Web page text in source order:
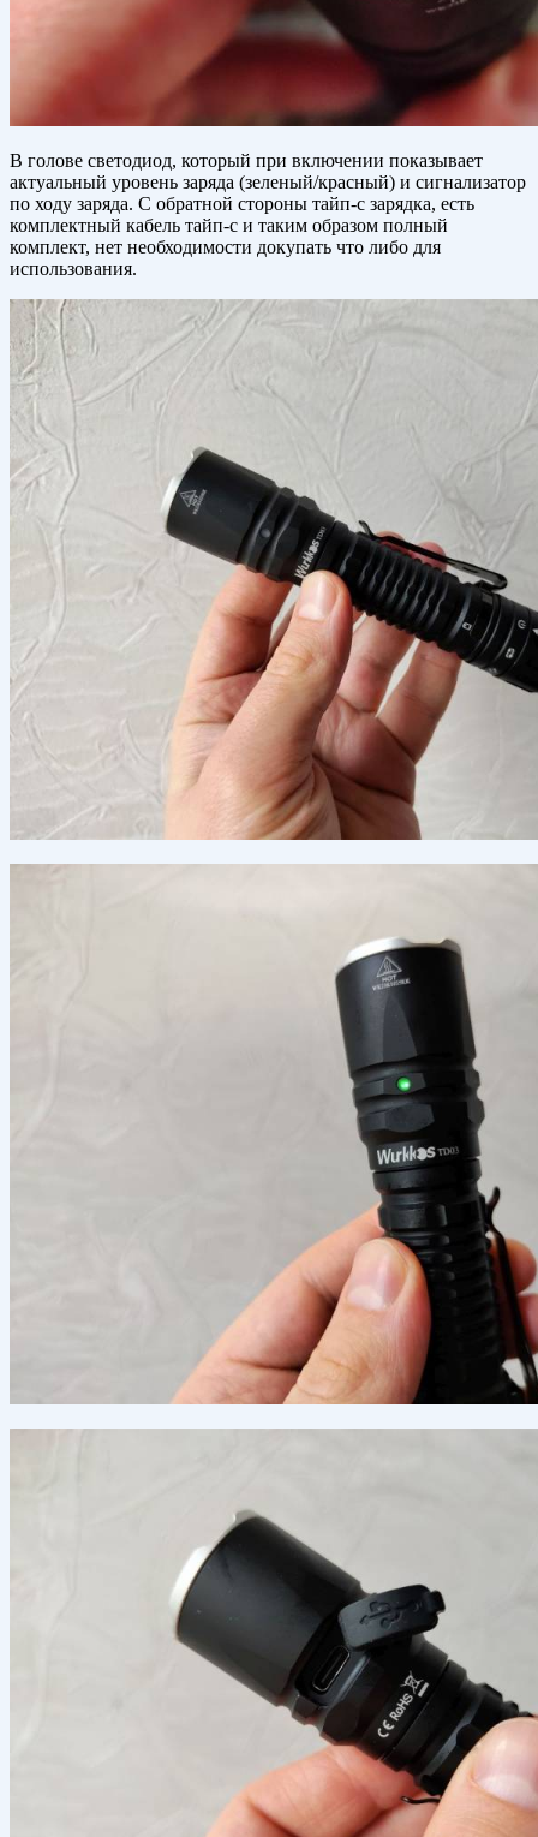
В голове светодиод, который при включении показывает
актуальный уровень заряда (зеленый/красный) и сигнализатор
по ходу заряда. С обратной стороны тайп-с зарядка, есть
комплектный кабель тайп-с и таким образом полный
комплект, нет необходимости докупать что либо для
использования.